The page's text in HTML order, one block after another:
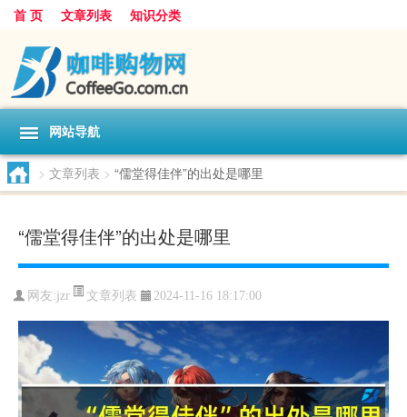
首 页 文章列表 知识分类
网站导航
> 文章列表 > “儒堂得佳伴”的出处是哪里
“儒堂得佳伴”的出处是哪里
网友:jzr 文章列表 2024-11-16 18:17:00